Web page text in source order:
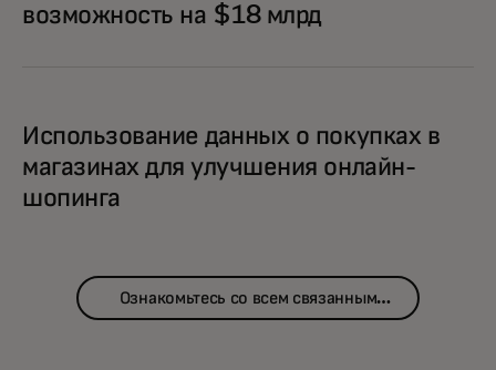
возможность на $18 млрд
Использование данных о покупках в
магазинах для улучшения онлайн-
шопинга
Ознакомьтесь со всем связанным